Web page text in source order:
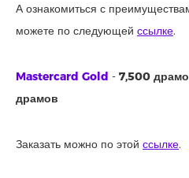
А ознакомиться с
можете по следующей ссылке.
Mastercard Gold - 7,500
драмов
Заказать можно по этой ссылке.